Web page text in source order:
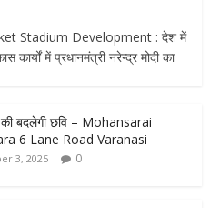
Stadium Development : देश में
कार्यों में प्रधानमंत्री नरेन्द्र मोदी का
बदलेगी छवि – Mohansarai
6 Lane Road Varanasi
3, 2025 0